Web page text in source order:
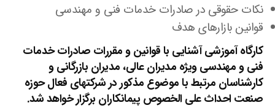
نکات حقوقی در صادرات خدمات فنی و مهندسی
قوانین بازارهای هدف
کارگاه آموزشی آشنایی با قوانین و مقررات صادرات خدمات
فنی و مهندسی ویژه مدیران عالی، مدیران بازرگانی و
کارشناسان مرتبط با موضوع مذکور در شرکتهای فعال حوزه
صنعت احداث علی الخصوص پیمانکاران برگزار خواهد شد.